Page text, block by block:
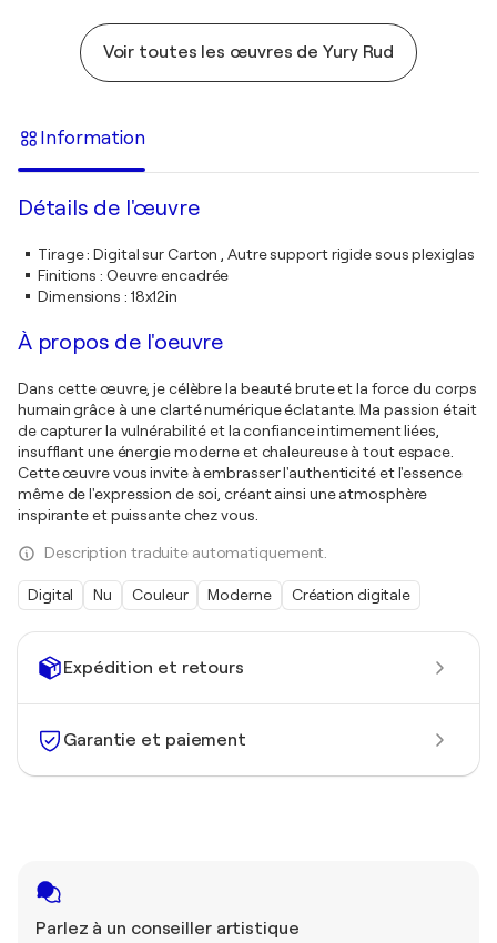
Expédition et retours
Garantie et paiement
Parlez à un conseiller artistique
Voir toutes les œuvres de Yury Rud
Information
Détails de l'œuvre
Tirage:Digital sur Carton , Autre support rigide sous plexiglas
Finitions : Oeuvre encadrée
Dimensions : 18x12in
À propos de l'oeuvre
Dans cette œuvre, je célèbre la beauté brute et la force du corps
humain grâce à une clarté numérique éclatante. Ma passion était
de capturer la vulnérabilité et la confiance intimement liées,
insufflant une énergie moderne et chaleureuse à tout espace.
Cette œuvre vous invite à embrasser l'authenticité et l'essence
même de l'expression de soi, créant ainsi une atmosphère
inspirante et puissante chez vous.
Description traduite automatiquement.
Digital Nu Couleur Moderne Création digitale